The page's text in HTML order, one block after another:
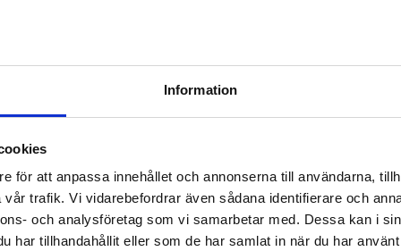
Information
för att anpassa innehållet och annonserna till användarna,
trafik. Vi vidarebefordrar även sådana identifierare och
och analysföretag som vi samarbetar med. Dessa kan i
har tillhandahållit eller som de har samlat in när du har
där kapillärlödning är angiven eller lämplig. Vanliga
LG Koppar-löd-nippel bidrar till enklare hantering på
för rengöring, passform och förberedelse innan lödning.
Planera arbetet så att sammansättningen kan genomföras